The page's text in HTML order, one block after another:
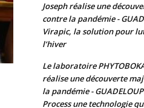
Joseph réalise une
contre la pandémie -
Virapic, la solution pour
l’hiver
Le laboratoire
réalise une découverte
la pandémie -
Process une technologie